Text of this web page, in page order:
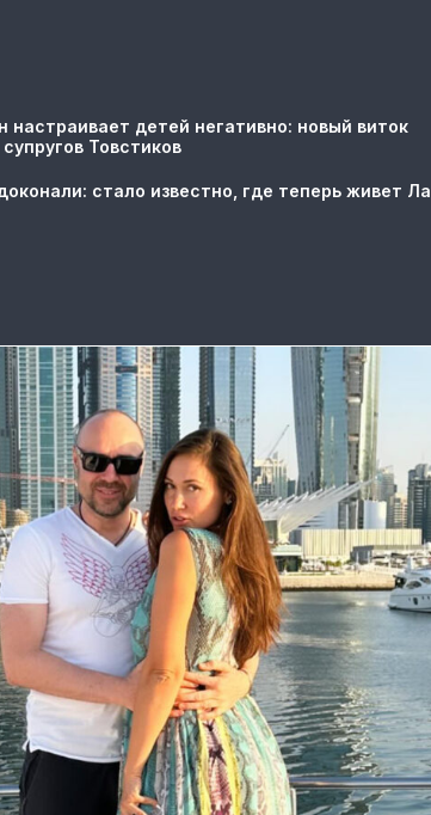
настраивает детей негативно: новый виток
Товстиков
стало известно, где теперь живет